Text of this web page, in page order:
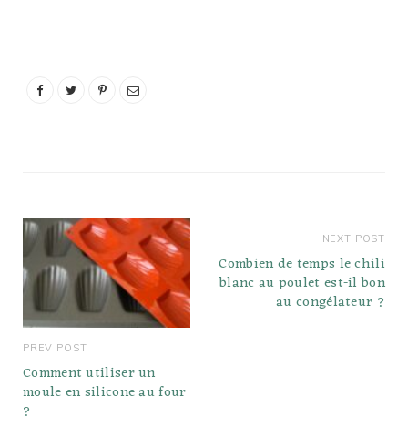
cajun et nos haricots
PREV POST
Comment utiliser un
moule en silicone au four
?
NEXT POST
Combien de temps le chili
blanc au poulet est-il bon
au congélateur ?